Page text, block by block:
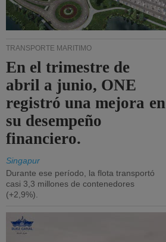
TRANSPORTE MARÍTIMO
En el trimestre de
abril a junio, ONE
registró una mejora en
su desempeño
financiero.
Singapur
Durante ese período, la flota transportó
casi 3,3 millones de contenedores
(+2,9%).